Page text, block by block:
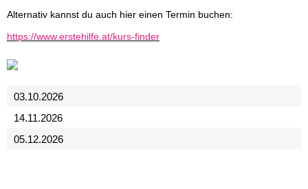
Alternativ kannst du auch hier einen Termin buchen:
https://www.erstehilfe.at/kurs-finder
03.10.2026
14.11.2026
05.12.2026